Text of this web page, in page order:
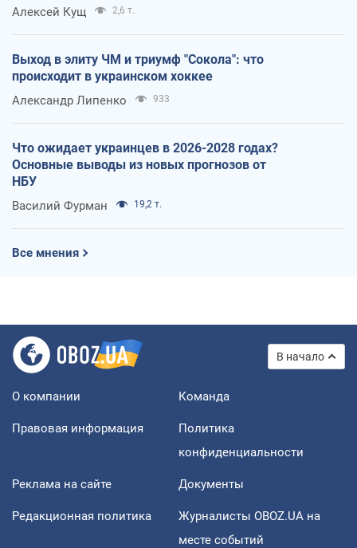
Алексей Кущ 2,6 т.
Выход в элиту ЧМ и триумф "Сокола": что
происходит в украинском хоккее
Александр Липенко 933
Что ожидает украинцев в 2026-2028 годах?
Основные выводы из новых прогнозов от
НБУ
Василий Фурман 19,2 т.
Все мнения
В начало
О компании Команда
Правовая информация
Политика
конфиденциальности
Реклама на сайте Документы
Редакционная политика
Журналисты OBOZ.UA на
месте событий